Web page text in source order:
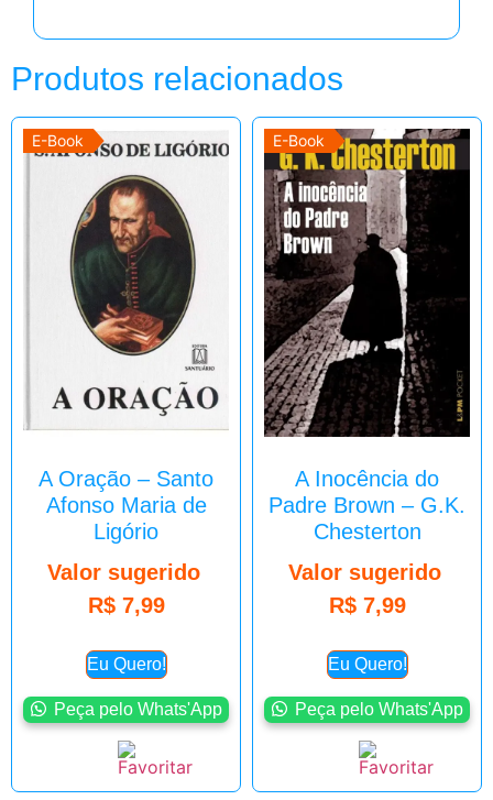
Produtos relacionados
E-Book
A Oração – Santo
Afonso Maria de
Ligório
Valor sugerido
R$7,99
Eu Quero!
Peça pelo Whats'App
E-Book
A Inocência do
Padre Brown – G.K.
Chesterton
Valor sugerido
R$7,99
Eu Quero!
Peça pelo Whats'App